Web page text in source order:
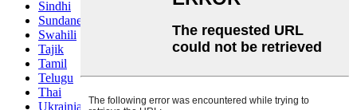
Sindhi
Sundanese
Swahili
Tajik
Tamil
Telugu
Thai
Ukrainian